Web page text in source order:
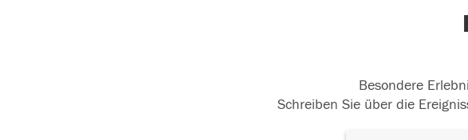
Besondere
Schreiben Sie über die